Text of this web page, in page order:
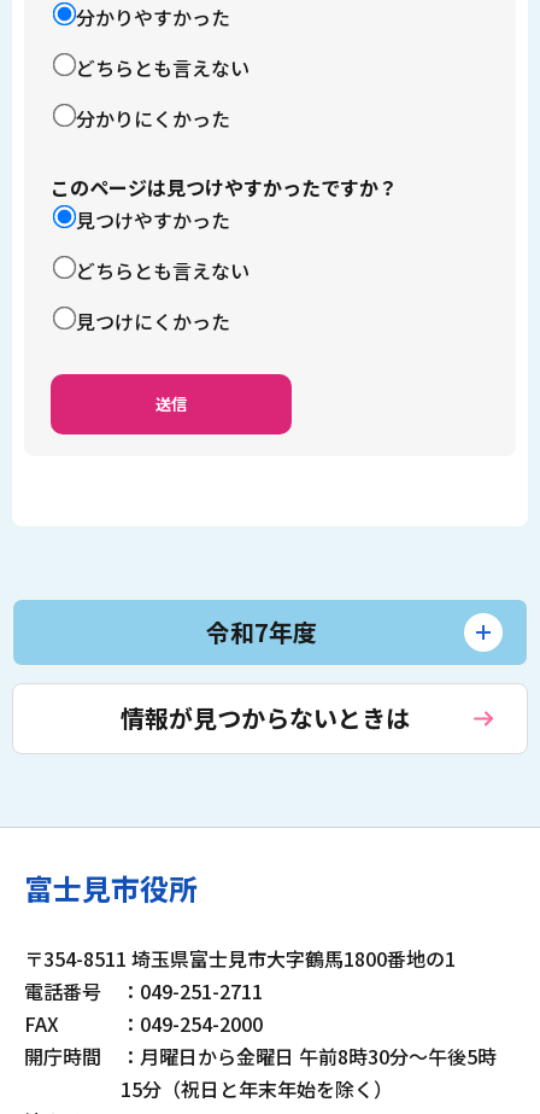
分かりやすかった
どちらとも言えない
分かりにくかった
このページは見つけやすかったですか？
見つけやすかった
どちらとも言えない
見つけにくかった
令和7年度
情報が見つからないときは
富士見市役所
〒354-8511 埼玉県富士見市大字鶴馬1800番地の1
電話番号
：049-251-2711
FAX
：049-254-2000
開庁時間
：月曜日から金曜日 午前8時30分～午後5時
15分（祝日と年末年始を除く）